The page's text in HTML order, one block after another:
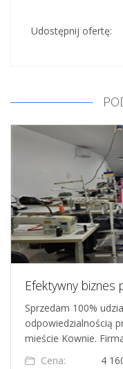
Udostępnij ofertę:
Sprzedam 100%
odpowiedzialnością
mieście Kownie.
Cena:
4